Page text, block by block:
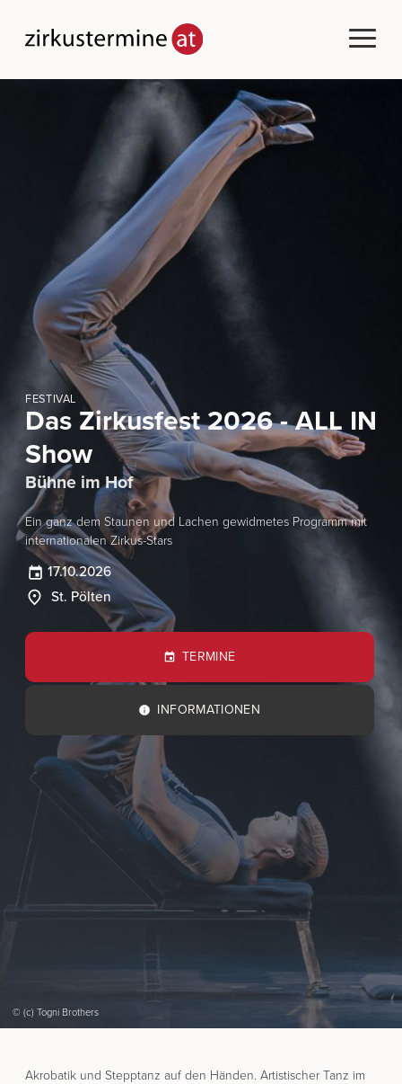
© (c) Togni Brothers
FESTIVAL
Das Zirkusfest 2026 - ALL IN
Show
Bühne im Hof
Ein ganz dem Staunen und Lachen gewidmetes Programm mit
internationalen Zirkus-Stars
17.10.2026
St. Pölten
TERMINE
INFORMATIONEN
Akrobatik und Stepptanz auf den Händen. Artistischer Tanz im